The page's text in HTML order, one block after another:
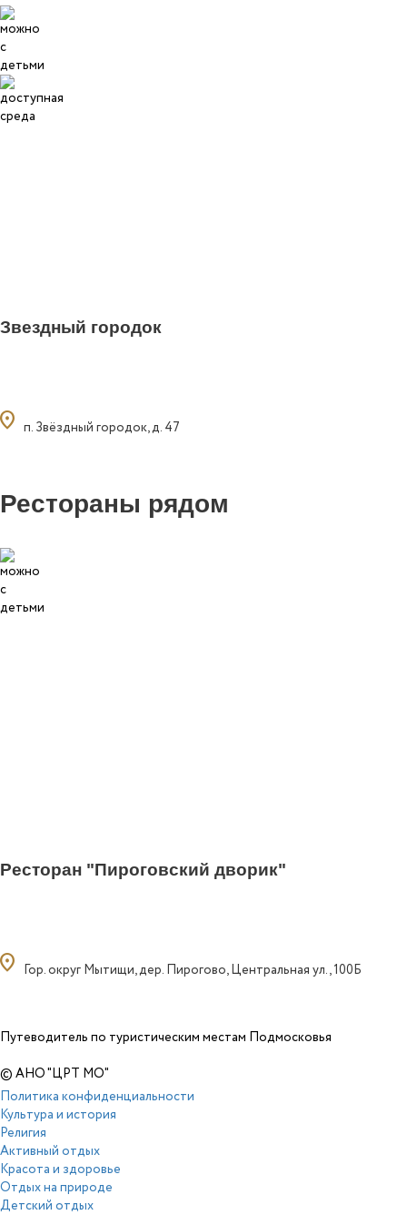
Звездный городок
п. Звёздный городок, д. 47
Рестораны рядом
Ресторан "Пироговский дворик"
Гор. округ Мытищи, дер. Пирогово, Центральная ул., 100Б
Путеводитель по туристическим местам Подмосковья
© АНО "ЦРТ МО"
Политика конфиденциальности
Культура и история
Религия
Активный отдых
Красота и здоровье
Отдых на природе
Детский отдых